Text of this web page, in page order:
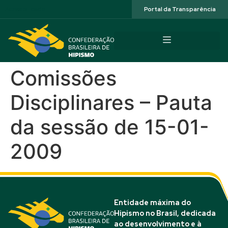
Portal da Transparência
Comissões
Disciplinares – Pauta
da sessão de 15-01-
2009
Entidade máxima do
Hipismo no Brasil, dedicada
ao desenvolvimento e à